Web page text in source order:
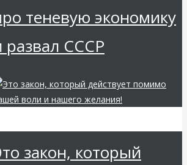
теневую экономику
развал СССР
закон, который